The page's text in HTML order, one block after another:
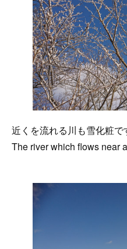
近くを流れる川も雪化粧で
The river which flows near